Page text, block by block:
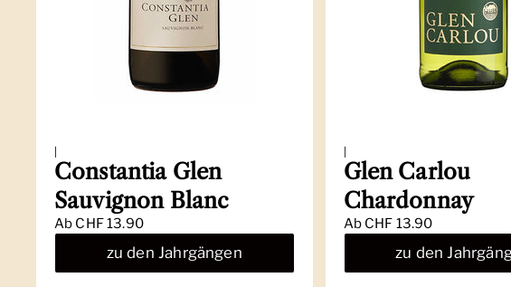
Constantia Glen
Sauvignon Blanc
Ab CHF 13.90
zu den Jahrgängen
Glen Carlou
Chardonnay
Ab CHF 13.90
zu den